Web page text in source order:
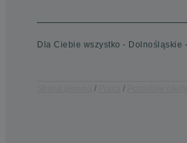
Dla Ciebie wszystko - Dolnośląskie